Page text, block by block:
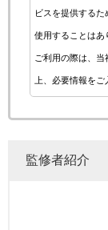
ビスを提供する
使用することはあ
ご利用の際は、当
上、必要情報をご
監修者紹介